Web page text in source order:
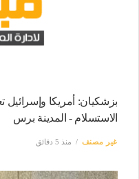
بزشكيان: أمريكا وإسرائيل
الاستسلام - المدينة برس
غير مصنف منذ 5 دقائق